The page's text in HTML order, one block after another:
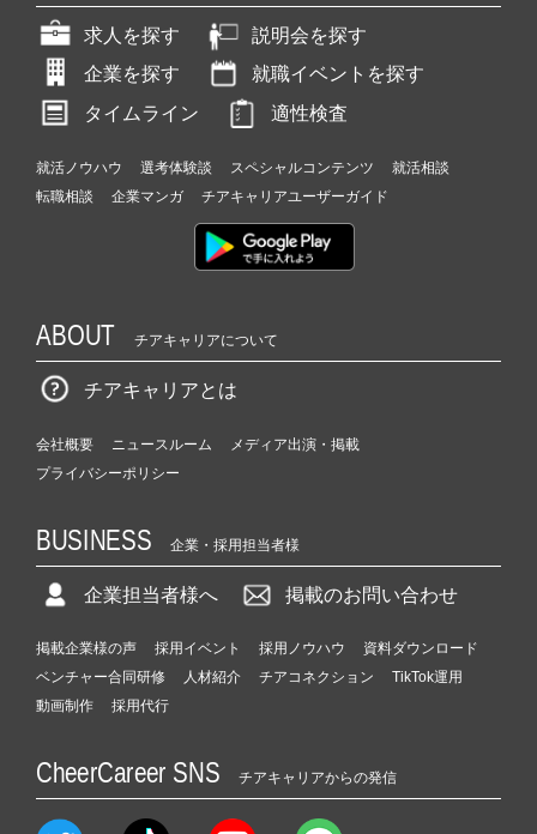
求人を探す
説明会を探す
企業を探す
就職イベントを探す
タイムライン
適性検査
就活ノウハウ 選考体験談 スペシャルコンテンツ
就活相談
転職相談
企業マンガ チアキャリアユーザーガイド
ABOUT チアキャリアについて
チアキャリアとは
会社概要 ニュースルーム
メディア出演・掲載
プライバシーポリシー
BUSINESS 企業・採用担当者様
企業担当者様へ 掲載のお問い合わせ
掲載企業様の声 採用イベント 採用ノウハウ
資料ダウンロード
ベンチャー合同研修
人材紹介 チアコネクション
TikTok運用
動画制作
採用代行
CheerCareer SNS チアキャリアからの発信